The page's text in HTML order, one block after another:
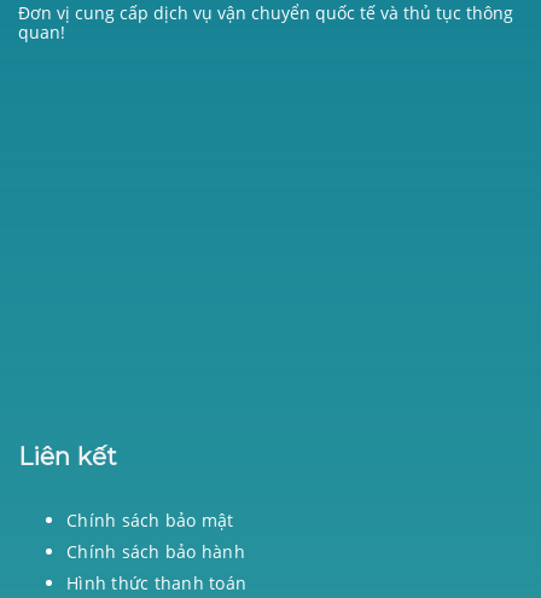
Đơn vị cung cấp dịch vụ vận chuyển quốc tế và thủ tục thông
quan!
Liên kết
Chính sách bảo mật
Chính sách bảo hành
Hình thức thanh toán